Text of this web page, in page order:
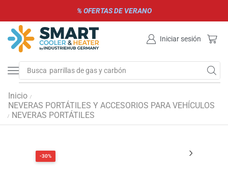
% OFERTAS DE VERANO
Iniciar sesión
Busca parrillas de gas y carbón
Inicio /
NEVERAS PORTÁTILES Y ACCESORIOS PARA VEHÍCULOS
/ NEVERAS PORTÁTILES
-30%